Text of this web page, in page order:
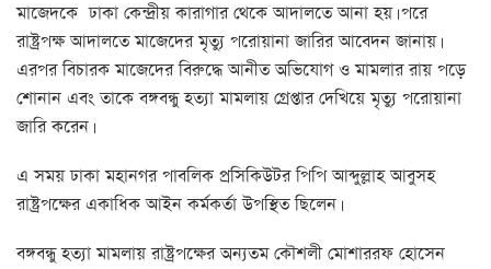
মাজেদকে ঢাকা কেন্দ্রীয় কারাগার থেকে আদালতে আনা হয়। পরে
রাষ্ট্রপক্ষ আদালতে মাজেদের মৃত্যু পরোয়ানা জারির আবেদন জানায়।
এরপর বিচারক মাজেদের বিরুদ্ধে আনীত অভিযোগ ও মামলার রায় পড়ে
শোনান এবং তাকে বঙ্গবন্ধু হত্যা মামলায় গ্রেপ্তার দেখিয়ে মৃত্যু পরোয়ানা
জারি করেন।
এ সময় ঢাকা মহানগর পাবলিক প্রসিকিউটর পিপি আব্দুল্লাহ আবুসহ
রাষ্ট্রপক্ষের একাধিক আইন কর্মকর্তা উপস্থিত ছিলেন।
বঙ্গবন্ধু হত্যা মামলায় রাষ্ট্রপক্ষের অন্যতম কৌশলী মোশাররফ হোসেন